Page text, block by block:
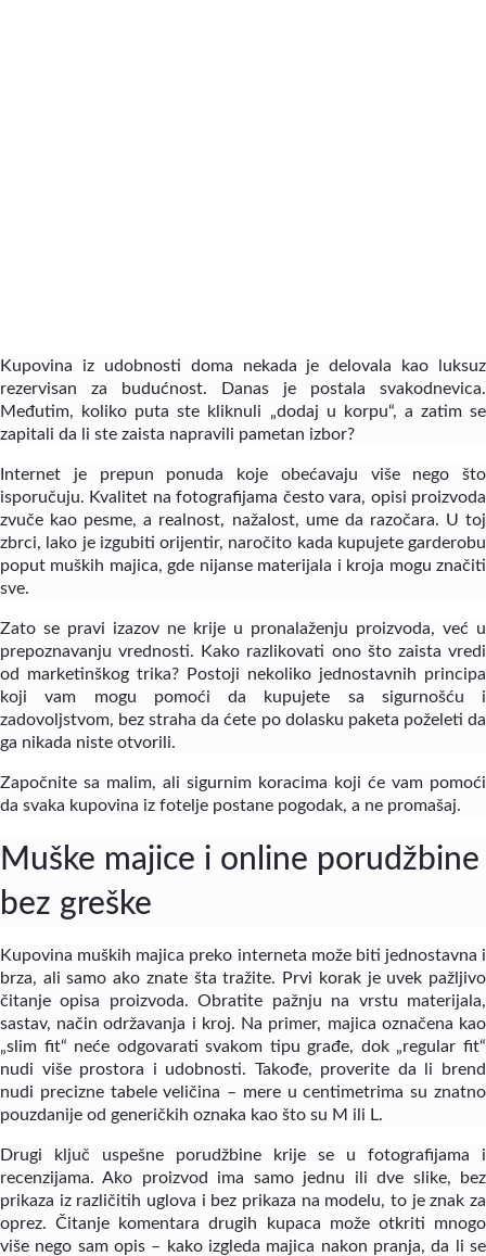
Kupovina iz udobnosti doma nekada je delovala kao luksuz
rezervisan za budućnost. Danas je postala svakodnevica.
Međutim, koliko puta ste kliknuli „dodaj u korpu“, a zatim se
zapitali da li ste zaista napravili pametan izbor?
Internet je prepun ponuda koje obećavaju više nego što
isporučuju. Kvalitet na fotografijama često vara, opisi proizvoda
zvuče kao pesme, a realnost, nažalost, ume da razočara. U toj
zbrci, lako je izgubiti orijentir, naročito kada kupujete garderobu
poput muških majica, gde nijanse materijala i kroja mogu značiti
sve.
Zato se pravi izazov ne krije u pronalaženju proizvoda, već u
prepoznavanju vrednosti. Kako razlikovati ono što zaista vredi
od marketinškog trika? Postoji nekoliko jednostavnih principa
koji vam mogu pomoći da kupujete sa sigurnošću i
zadovoljstvom, bez straha da ćete po dolasku paketa poželeti da
ga nikada niste otvorili.
Započnite sa malim, ali sigurnim koracima koji će vam pomoći
da svaka kupovina iz fotelje postane pogodak, a ne promašaj.
Muške majice i online porudžbine
bez greške
Kupovina muških majica preko interneta može biti jednostavna i
brza, ali samo ako znate šta tražite. Prvi korak je uvek pažljivo
čitanje opisa proizvoda. Obratite pažnju na vrstu materijala,
sastav, način održavanja i kroj. Na primer, majica označena kao
„slim fit“ neće odgovarati svakom tipu građe, dok „regular fit“
nudi više prostora i udobnosti. Takođe, proverite da li brend
nudi precizne tabele veličina – mere u centimetrima su znatno
pouzdanije od generičkih oznaka kao što su M ili L.
Drugi ključ uspešne porudžbine krije se u fotografijama i
recenzijama. Ako proizvod ima samo jednu ili dve slike, bez
prikaza iz različitih uglova i bez prikaza na modelu, to je znak za
oprez. Čitanje komentara drugih kupaca može otkriti mnogo
više nego sam opis – kako izgleda majica nakon pranja, da li se